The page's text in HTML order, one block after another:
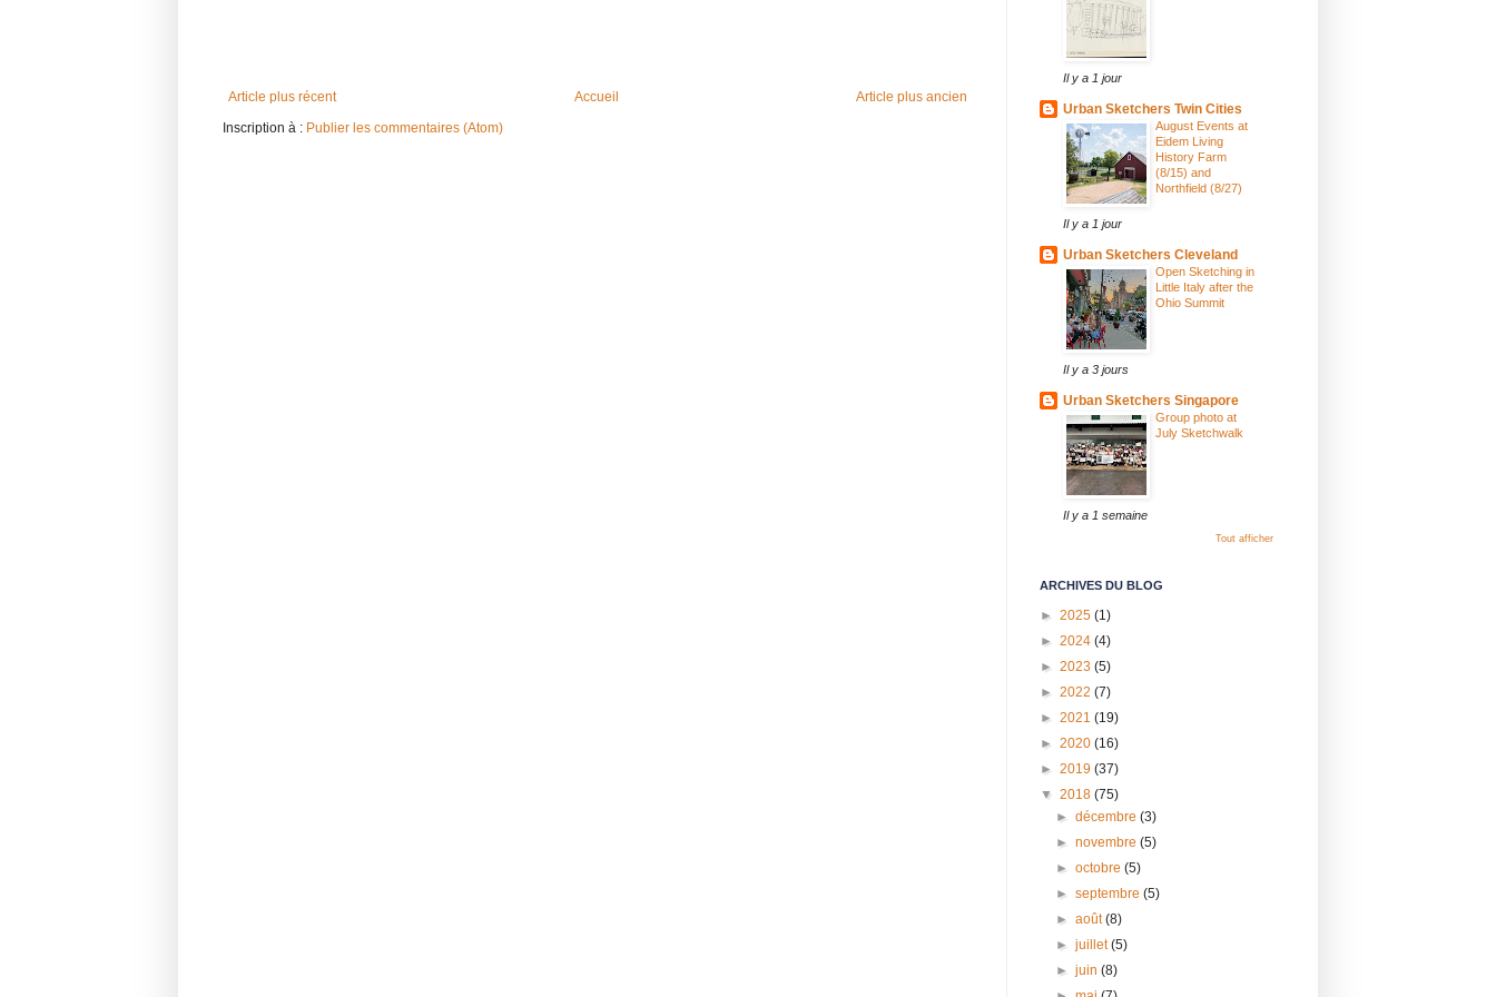
Article plus récent Article plus ancien
Accueil
Inscription à : Publier les commentaires (Atom)
Il y a 1 jour
Urban Sketchers Twin Cities
August Events at
Eidem Living
History Farm
(8/15) and
Northfield (8/27)
Il y a 1 jour
Urban Sketchers Cleveland
Open Sketching in
Little Italy after the
Ohio Summit
Il y a 3 jours
Urban Sketchers Singapore
Group photo at
July Sketchwalk
Il y a 1 semaine
Tout afficher
ARCHIVES DU BLOG
► 2025 (1)
► 2024 (4)
► 2023 (5)
► 2022 (7)
► 2021 (19)
► 2020 (16)
► 2019 (37)
▼ 2018 (75)
►décembre(3)
►novembre(5)
►octobre(5)
►septembre(5)
►août(8)
►juillet(5)
►juin(8)